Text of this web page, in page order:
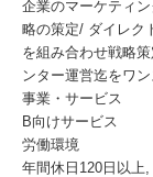
企業のマーケティ
略の策定/ ダイレク
を組み合わせ戦略
ンター運営迄をワ
事業・サービス
B向けサービス
労働環境
年間休日120日以上